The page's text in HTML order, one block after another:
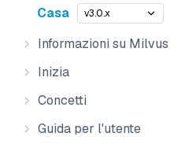
Casa v3.0.x
Informazioni su Milvus
Inizia
Concetti
Guida per l'utente